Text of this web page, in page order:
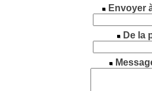
Envoyer
De la